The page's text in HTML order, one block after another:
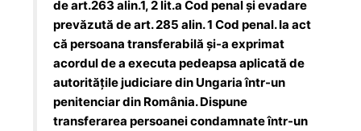
de art.263 alin.1, 2 lit.a Cod penal și evadare
prevăzută de art. 285 alin. 1 Cod penal. Ia act
că persoana transferabilă şi-a exprimat
acordul de a executa pedeapsa aplicată de
autoritățile judiciare din Ungaria într-un
penitenciar din România. Dispune
transferarea persoanei condamnate într-un